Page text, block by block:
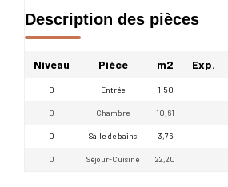
Description des pièces
Niveau Pièce m2 Exp.
0 Entrée 1,50
0 Chambre 10,61
0 Salle de bains 3,76
0 Séjour-Cuisine 22,20